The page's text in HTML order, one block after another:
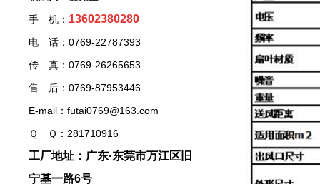
手 机： 13602380280
电 话：0769-22787393
传 真：0769-26265653
售 后：0769-87953446
E-mail：futai0769@163.com
Ｑ Ｑ：281710916
工厂地址：广东·东莞市万江区旧
宁基一路6号